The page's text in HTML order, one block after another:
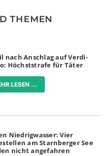
THEMEN
nach Anschlag auf Verdi-
Höchststrafe für Täter
LESEN ...
Niedrigwasser: Vier
am Starnberger See
nicht angefahren